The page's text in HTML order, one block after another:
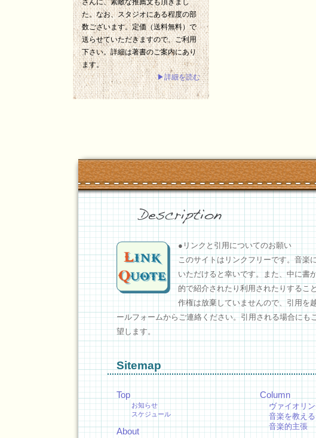
さんに、素敵な推薦文も頂きまし
た。なお、スタジオにある程度の部
数ございます。定価（送料無料）で
送らせていただきますので、ご利用
下さい。詳細は著書のご案内にあり
ます。
▶詳細を読む
●リンクと引用についてのお願い
このサイトはリンクフリーです。音楽
いただけると幸いです。また、中に書
的で紹介されたり利用されたりするこ
作権は放棄していませんので、引用を
ールフォームからご連絡ください。引用される場合にも
望します。
Sitemap
Top
お知らせ
スケジュール
About
Column
ヴァイオリ
音楽を教え
音楽的主張